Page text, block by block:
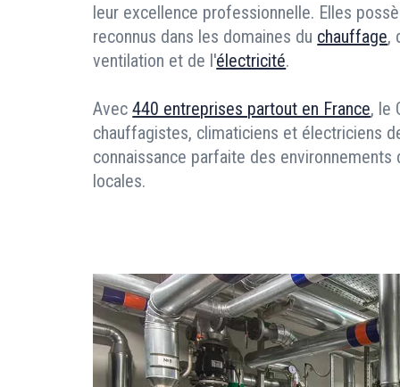
leur excellence professionnelle. Elles
reconnus dans les domaines du chauffage,
ventilation et de l'électricité.
Avec440 entreprises partout en France, le
chauffagistes, climaticiens et électriciens
connaissance parfaite des
locales.